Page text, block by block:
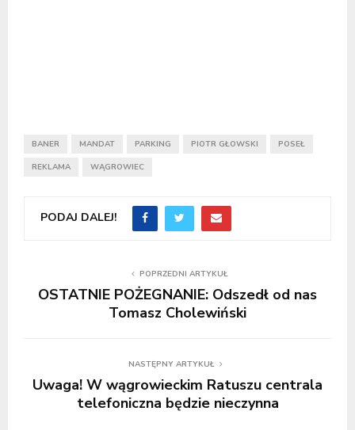
BANER MANDAT PARKING PIOTR GŁOWSKI POSEŁ
REKLAMA WĄGROWIEC
PODAJ DALEJ!
POPRZEDNI ARTYKUŁ
OSTATNIE POŻEGNANIE: Odszedł od nas
Tomasz Cholewiński
NASTĘPNY ARTYKUŁ
Uwaga! W wągrowieckim Ratuszu centrala
telefoniczna będzie nieczynna